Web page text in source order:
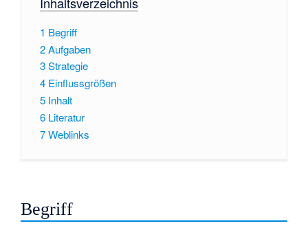
1 Begriff
2Aufgaben
3Strategie
4 Einflussgrößen
5 Inhalt
6 Literatur
7Weblinks
Begriff